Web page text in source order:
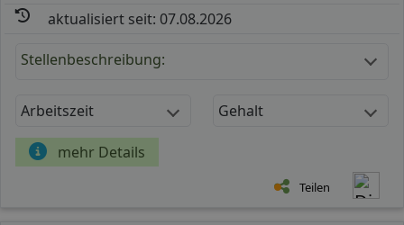
aktualisiert seit: 07.08.2026
Stellenbeschreibung:
Arbeitszeit Gehalt
mehr Details
Teilen